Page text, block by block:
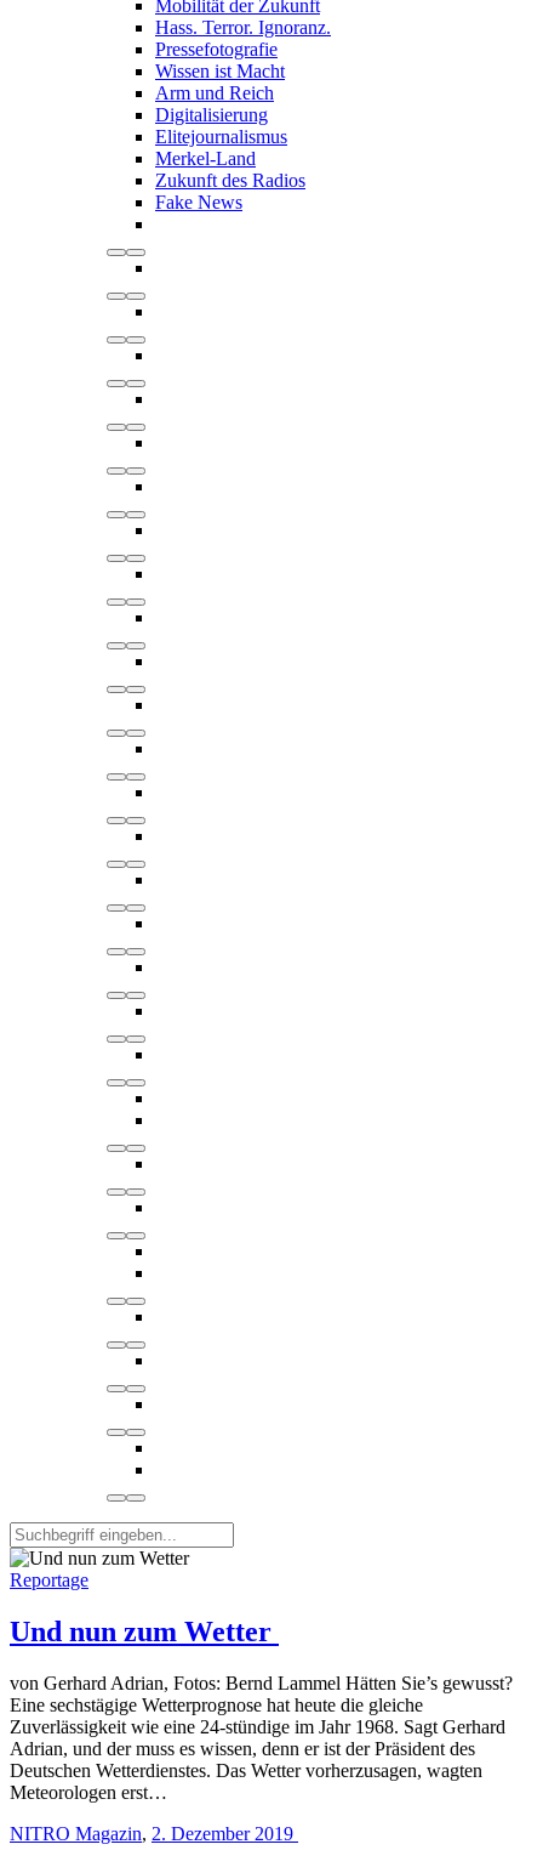
Mobilität der Zukunft
Hass. Terror. Ignoranz.
Pressefotografie
Wissen ist Macht
Arm und Reich
Digitalisierung
Elitejournalismus
Merkel-Land
Zukunft des Radios
Fake News
Reportage
Und nun zum Wetter
von Gerhard Adrian, Fotos: Bernd Lammel Hätten Sie’s gewusst?
Eine sechstägige Wetterprognose hat heute die gleiche
Zuverlässigkeit wie eine 24-stündige im Jahr 1968. Sagt Gerhard
Adrian, und der muss es wissen, denn er ist der Präsident des
Deutschen Wetterdienstes. Das Wetter vorherzusagen, wagten
Meteorologen erst…
NITRO Magazin, 2. Dezember 2019